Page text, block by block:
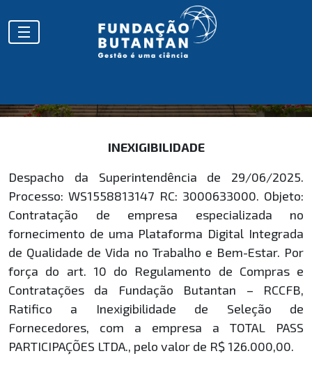
HOMOLOGAÇÕES
INEXIGIBILIDADE
Despacho da Superintendência de 29/06/2025.
Processo: WS1558813147 RC: 3000633000. Objeto:
Contratação de empresa especializada no
fornecimento de uma Plataforma Digital Integrada
de Qualidade de Vida no Trabalho e Bem-Estar. Por
força do art. 10 do Regulamento de Compras e
Contratações da Fundação Butantan – RCCFB,
Ratifico a Inexigibilidade de Seleção de
Fornecedores, com a empresa a TOTAL PASS
PARTICIPAÇÕES LTDA., pelo valor de R$ 126.000,00.